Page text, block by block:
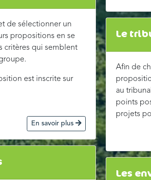
de sélectionner un
propositions en se
critères qui semblent
est inscrite sur
En savoir plus
Le
Afin de
au
points
projets
Les